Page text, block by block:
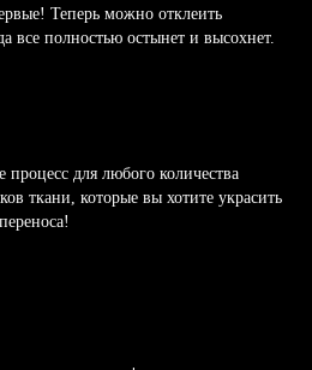
Теперь можно отклеить
все полностью остынет и высохнет.
процесс для любого количества
ткани, которые вы хотите украсить